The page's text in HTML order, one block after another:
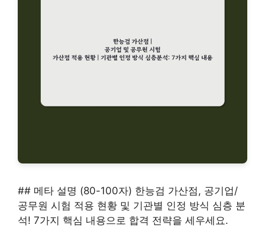
## 메타 설명 (80-100자) 한능검 가산점, 공기업/
공무원 시험 적용 현황 및 기관별 인정 방식 심층 분
석! 7가지 핵심 내용으로 합격 전략을 세우세요.